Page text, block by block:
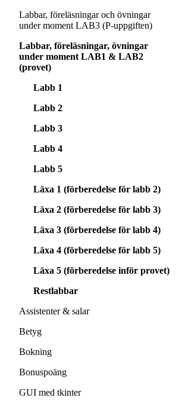
Labbar, föreläsningar och övningar
under moment LAB3 (P-uppgiften)
Labbar, föreläsningar, övningar
under moment LAB1 & LAB2
(provet)
Labb 1
Labb 2
Labb 3
Labb 4
Labb 5
Läxa 1 (förberedelse för labb 2)
Läxa 2 (förberedelse för labb 3)
Läxa 3 (förberedelse för labb 4)
Läxa 4 (förberedelse för labb 5)
Läxa 5 (förberedelse inför provet)
Restlabbar
Assistenter & salar
Betyg
Bokning
Bonuspoäng
GUI med tkinter